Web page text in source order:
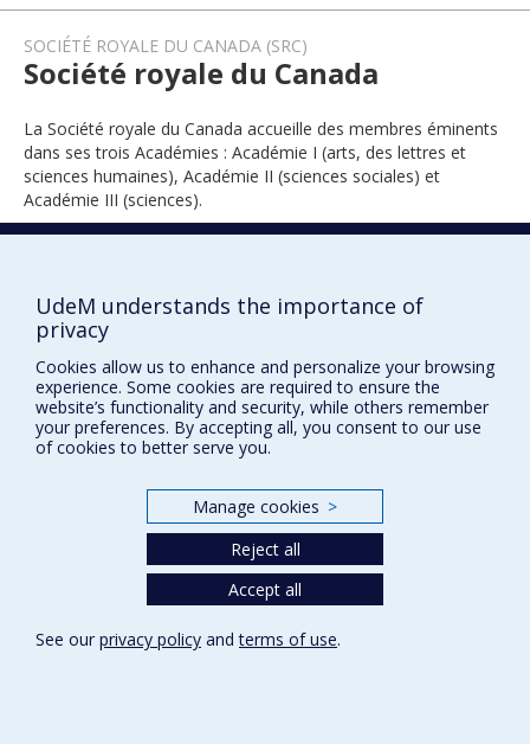
SOCIÉTÉ ROYALE DU CANADA (SRC)
Société royale du Canada
La Société royale du Canada accueille des membres éminents
dans ses trois Académies : Académie I (arts, des lettres et
sciences humaines), Académie II (sciences sociales) et
Académie III (sciences).
1993
Accessibilité
Cookie Settings
UdeM understands the importance of
privacy
Cookies allow us to enhance and personalize your browsing
experience. Some cookies are required to ensure the
website’s functionality and security, while others remember
your preferences. By accepting all, you consent to our use
of cookies to better serve you.
Manage cookies >
Reject all
Accept all
See our privacy policy andterms of use.